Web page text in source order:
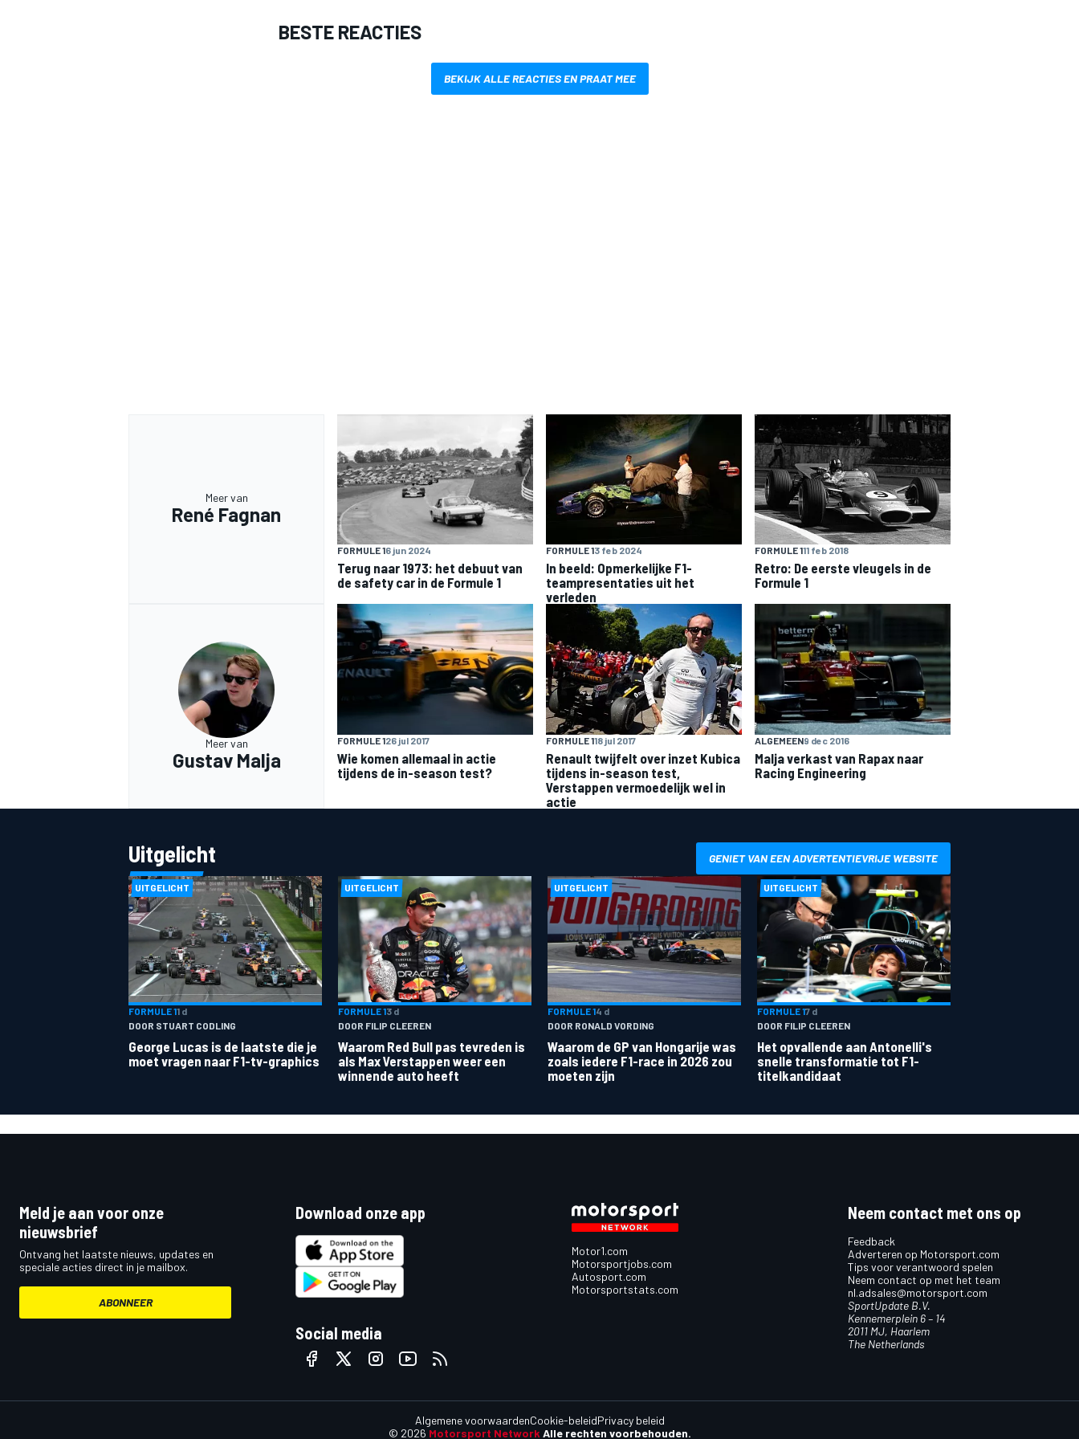
MEER RACEKLASSEN
BESTE REACTIES
BEKIJK ALLE REACTIES EN PRAAT MEE
Meer van
René Fagnan
FORMULE 16 jun 2024
Terug naar 1973: het debuut van
de safety car in de Formule 1
FORMULE 13 feb 2024
In beeld: Opmerkelijke F1-
teampresentaties uit het
verleden
FORMULE 111 feb 2018
Retro: De eerste vleugels in de
Formule 1
Meer van
Gustav Malja
FORMULE 126 jul 2017
Wie komen allemaal in actie
tijdens de in-season test?
FORMULE 118 jul 2017
Renault twijfelt over inzet Kubica
tijdens in-season test,
Verstappen vermoedelijk wel in
actie
ALGEMEEN9 dec 2016
Malja verkast van Rapax naar
Racing Engineering
Uitgelicht GENIET VAN EEN ADVERTENTIEVRIJE WEBSITE
UITGELICHT
FORMULE 11 d
DOOR STUART CODLING
George Lucas is de laatste die je
moet vragen naar F1-tv-graphics
UITGELICHT
FORMULE 13 d
DOOR FILIP CLEEREN
Waarom Red Bull pas tevreden is
als Max Verstappen weer een
winnende auto heeft
UITGELICHT
FORMULE 14 d
DOOR RONALD VORDING
Waarom de GP van Hongarije was
zoals iedere F1-race in 2026 zou
moeten zijn
UITGELICHT
FORMULE 17 d
DOOR FILIP CLEEREN
Het opvallende aan Antonelli's
snelle transformatie tot F1-
titelkandidaat
Meld je aan voor onze
nieuwsbrief
Ontvang het laatste nieuws, updates en
speciale acties direct in je mailbox.
ABONNEER
Download onze app
Social media
Motor1.com
Motorsportjobs.com
Autosport.com
Motorsportstats.com
Neem contact met ons op
Feedback
Adverteren op Motorsport.com
Tips voor verantwoord spelen
Neem contact op met het team
nl.adsales@motorsport.com
SportUpdate B.V.
Kennemerplein 6 – 14
2011 MJ, Haarlem
The Netherlands
© 2026 Motorsport Network Alle rechten voorbehouden.
Algemene voorwaardenCookie-beleidPrivacy beleid